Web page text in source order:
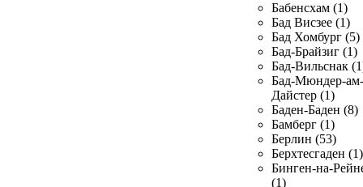
Бабенсхам (1)
Бад Висзее (1)
Бад Хомбург (5)
Бад-Брайзиг (1)
Бад-Вильснак
Бад-Мюндер-ам-
Дайстер (1)
Баден-Баден (8)
Бамберг (1)
Берлин (53)
Берхтесгаден (1)
Бинген-на-
(1)